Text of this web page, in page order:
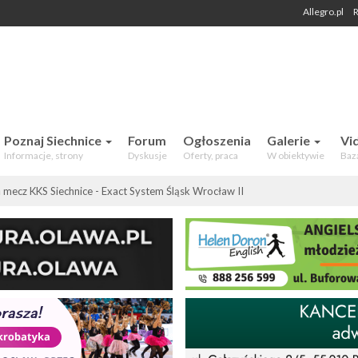
Aktualności,
Allegro.pl
Poznaj Siechnice
Informacje, strony
Forum
Dyskusje
Ogłoszenia
Oferty, praca
Galerie
W obiektywie
KKS Siechnice - Exact System Śląsk Wrocław II